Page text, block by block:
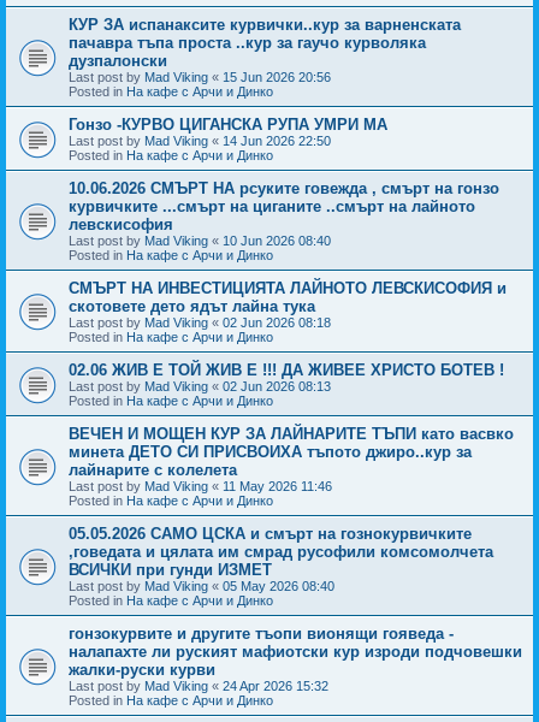
КУР ЗА испанаксите курвички..кур за варненската
пачавра тъпа проста ..кур за гаучо курволяка
дузпалонски
Last post by Mad Viking « 15 Jun 2026 20:56
Posted in На кафе с Арчи и Динко
Гонзо -КУРВО ЦИГАНСКА РУПА УМРИ МА
Last post by Mad Viking « 14 Jun 2026 22:50
Posted in На кафе с Арчи и Динко
10.06.2026 СМЪРТ НА рсуките говежда , смърт на гонзо
курвичките ...смърт на циганите ..смърт на лайното
левскисофия
Last post by Mad Viking « 10 Jun 2026 08:40
Posted in На кафе с Арчи и Динко
СМЪРТ НА ИНВЕСТИЦИЯТА ЛАЙНОТО ЛЕВСКИСОФИЯ и
скотовете дето ядът лайна тука
Last post by Mad Viking « 02 Jun 2026 08:18
Posted in На кафе с Арчи и Динко
02.06 ЖИВ Е ТОЙ ЖИВ Е !!! ДА ЖИВЕЕ ХРИСТО БОТЕВ !
Last post by Mad Viking « 02 Jun 2026 08:13
Posted in На кафе с Арчи и Динко
ВЕЧЕН И МОЩЕН КУР ЗА ЛАЙНАРИТЕ ТЪПИ като васвко
минета ДЕТО СИ ПРИСВОИХА тъпото джиро..кур за
лайнарите с колелета
Last post by Mad Viking « 11 May 2026 11:46
Posted in На кафе с Арчи и Динко
05.05.2026 САМО ЦСКА и смърт на гознокурвичките
,говедата и цялата им смрад русофили комсомолчета
ВСИЧКИ при гунди ИЗМЕТ
Last post by Mad Viking « 05 May 2026 08:40
Posted in На кафе с Арчи и Динко
гонзокурвите и другите тъопи вионящи гояведа -
налапахте ли руският мафиотски кур изроди подчовешки
жалки-руски курви
Last post by Mad Viking « 24 Apr 2026 15:32
Posted in На кафе с Арчи и Динко